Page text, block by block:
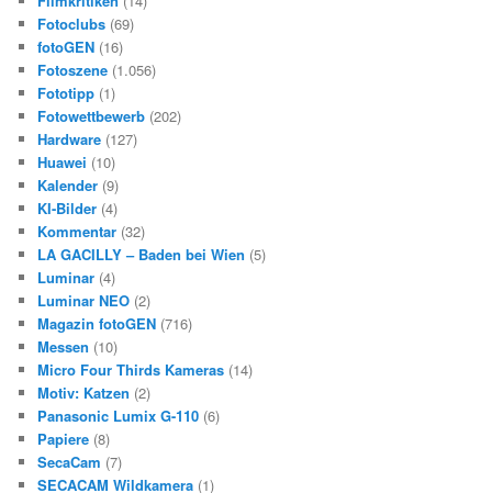
Fotoclubs (69)
fotoGEN (16)
Fotoszene (1.056)
Fototipp (1)
Fotowettbewerb (202)
Hardware (127)
Huawei (10)
Kalender (9)
KI-Bilder (4)
Kommentar (32)
LA GACILLY – Baden bei Wien (5)
Luminar (4)
Luminar NEO (2)
Magazin fotoGEN (716)
Messen (10)
Micro Four Thirds Kameras (14)
Motiv: Katzen (2)
Panasonic Lumix G-110 (6)
Papiere (8)
SecaCam (7)
SECACAM Wildkamera (1)